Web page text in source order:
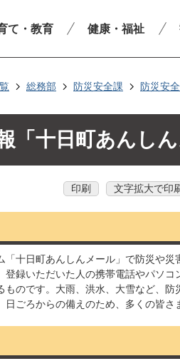
て・教育 健康・福祉
総務部 防災安全課 防災安
「十日町あんしん
印刷 文字拡大で印
十日町あんしんメール」で防災や災
録いただいた人の携帯電話やパソコ
ものです。大雨、洪水、大雪など、
ごろからの備えのため、多くの皆さ